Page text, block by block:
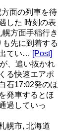
面の列車を待
した 時刻の表
方面手稲行き
先に到着する
てい… [Post]
、追い抜かれ
る快速エアポ
石17:02発のほ
発車するとほ
過していっ
幌市, 北海道